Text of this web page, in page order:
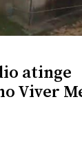
atinge
Viver